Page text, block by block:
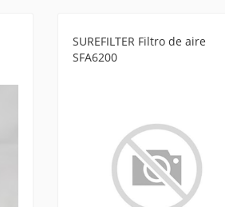
SUREFILTER Filtro de aire
SFA6200